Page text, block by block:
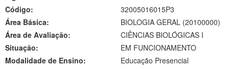
Código:
32005016015P3
Área Básica:
BIOLOGIA GERAL (20100000)
Área de Avaliação:
CIÊNCIAS BIOLÓGICAS I
Situação:
EM FUNCIONAMENTO
Modalidade de Ensino:
Educação Presencial